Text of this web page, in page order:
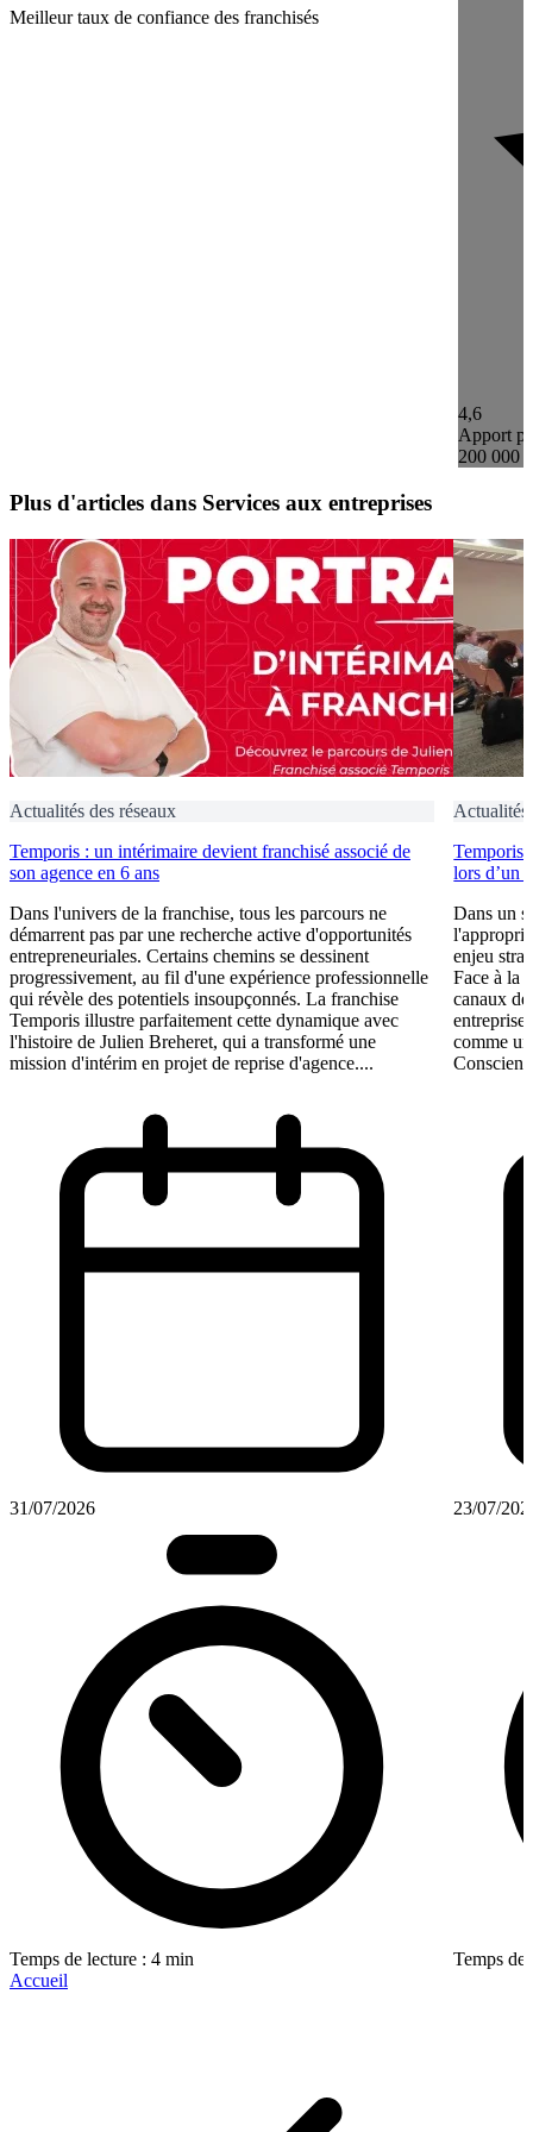
Meilleur taux de confiance des franchisés
4,6
Apport
200 000 €
Plus d'articles dans Services aux entreprises
Actualités des réseaux
Temporis : un intérimaire devient franchisé associé de
son agence en 6 ans
Dans l'univers de la franchise, tous les parcours ne
démarrent pas par une recherche active d'opportunités
entrepreneuriales. Certains chemins se dessinent
progressivement, au fil d'une expérience professionnelle
qui révèle des potentiels insoupçonnés. La franchise
Temporis illustre parfaitement cette dynamique avec
l'histoire de Julien Breheret, qui a transformé une
mission d'intérim en projet de reprise d'agence....
31/07/2026
Temps de lecture : 4 min
Actualités
Temporis
lors d’un
Dans un
enjeu
Face à la
canaux
comme
Conscient
23/07/
Temps de
Accueil